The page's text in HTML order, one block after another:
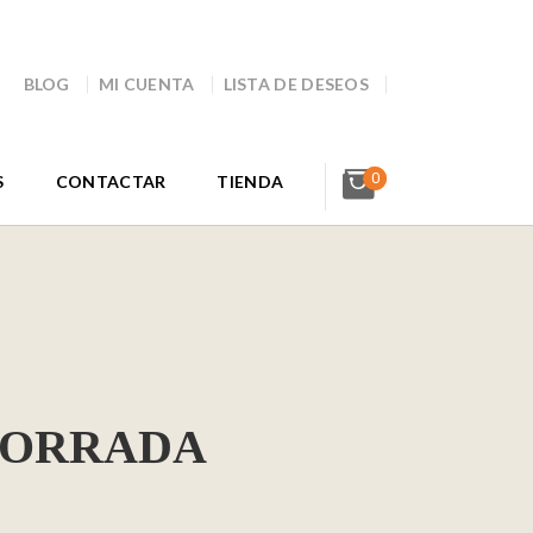
BLOG MI CUENTA LISTA DE DESEOS
CONTACTAR TIENDA 0